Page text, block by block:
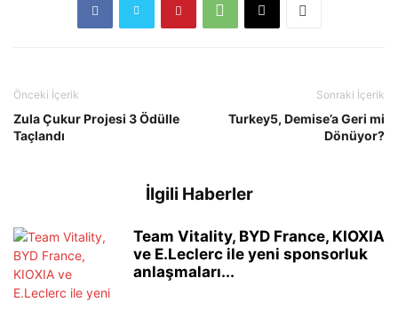
Önceki İçerik
Zula Çukur Projesi 3 Ödülle
Taçlandı
Sonraki İçerik
Turkey5, Demise’a Geri mi
Dönüyor?
İlgili Haberler
Team Vitality, BYD France, KIOXIA
ve E.Leclerc ile yeni sponsorluk
anlaşmaları...